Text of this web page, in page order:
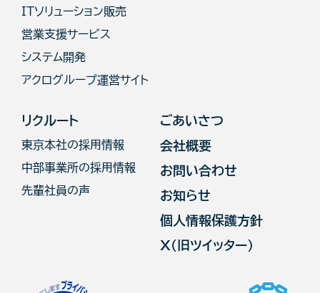
ITソリューション販売
営業支援サービス
システム開発
アクログループ運営サイト
リクルート
東京本社の採用情報
中部事業所の採用情報
先輩社員の声
ごあいさつ
会社概要
お問い合わせ
お知らせ
個人情報保護方針
X（旧ツイッター）